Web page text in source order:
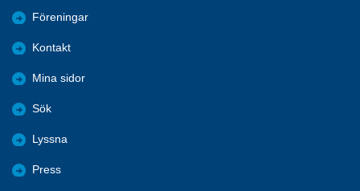
Föreningar
Kontakt
Mina sidor
Sök
Lyssna
Press